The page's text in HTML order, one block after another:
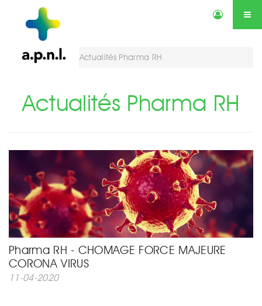
Actualités Annonces Qui sommes-nous ?
Vous êtes ici : Actualités Pharma RH
Actualités Pharma RH
Pharma RH - CHOMAGE FORCE MAJEURE
CORONA VIRUS
11-04-2020